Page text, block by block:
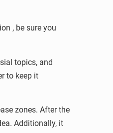
, be sure you
topics, and
to keep it
zones. After the
Additionally, it